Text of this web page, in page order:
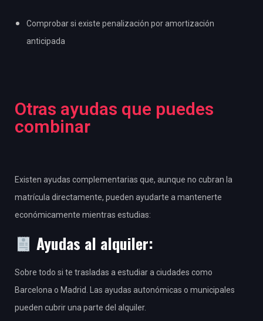
Comprobar si existe penalización por amortización
anticipada
Otras ayudas que puedes
combinar
Existen ayudas complementarias que, aunque no cubran la
matrícula directamente, pueden ayudarte a mantenerte
económicamente mientras estudias:
Ayudas al alquiler:
Sobre todo si te trasladas a estudiar a ciudades como
Barcelona o Madrid. Las ayudas autonómicas o municipales
pueden cubrir una parte del alquiler.